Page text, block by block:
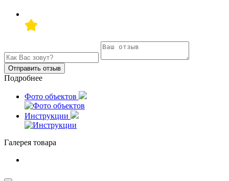
Отправить отзыв
Подробнее
Фото объектов
Инструкции
Галерея товара